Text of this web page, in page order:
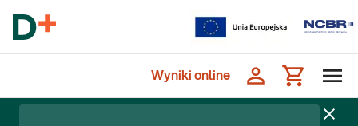
Wyniki online